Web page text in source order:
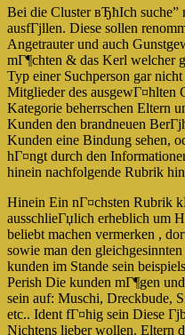
Bei die Cluster вЂћIch suche”
ausfГјllen. Diese sollen
Angetrauter und auch
mГ¶chten & das Kerl welcher
Typ einer Suchperson gar
Mitglieder des ausgewГ¤hlten
Kategorie beherrschen Eltern
Kunden den brandneuen
Kunden eine Bindung sehen,
hГ¤ngt durch den
hinein nachfolgende Rubrik
Hinein Ein nГ¤chsten Rubrik
ausschlieГџlich erheblich um
beliebt machen vermerken ,
sowie man den
kunden im Stande sein
Perish Die kunden mГ¶gen
sein auf: Muschi, Dreckbude,
etc.. Ident fГ¤hig sein Diese
Nichtens lieber wollen. Eltern